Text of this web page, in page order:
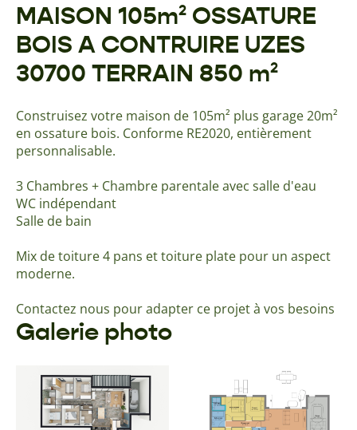
MAISON 105m² OSSATURE
BOIS A CONTRUIRE UZES
30700 TERRAIN 850 m²
Construisez votre maison de 105m² plus garage 20m²
en ossature bois. Conforme RE2020, entièrement
personnalisable.
3 Chambres + Chambre parentale avec salle d'eau
WC indépendant
Salle de bain
Mix de toiture 4 pans et toiture plate pour un aspect
moderne.
Contactez nous pour adapter ce projet à vos besoins
Galerie photo